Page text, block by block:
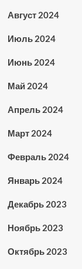
Август 2024
Июль 2024
Июнь 2024
Май 2024
Апрель 2024
Март 2024
Февраль 2024
Январь 2024
Декабрь 2023
Ноябрь 2023
Октябрь 2023